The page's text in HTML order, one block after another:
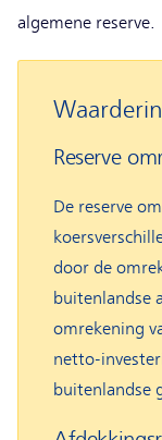
algemene reserve.
Reserve
De reserve
door de
buitenlandse
omrekening
netto-
buitenlandse